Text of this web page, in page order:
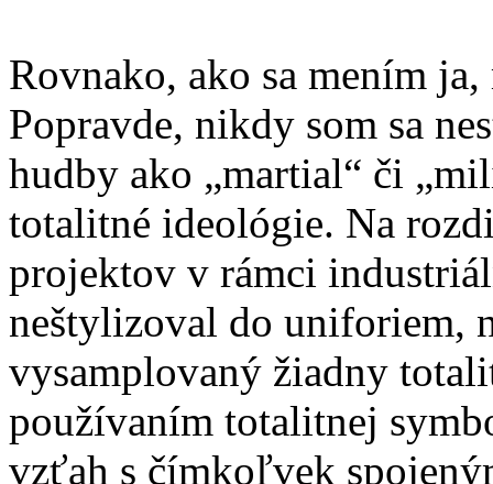
Rovnako, ako sa mením
Popravde, nikdy som sa
hudby ako „martial“ či
totalitné ideológie. Na
projektov v rámci
neštylizoval do uniforiem,
vysamplovaný žiadny
používaním totalitnej
vzťah s čímkoľvek